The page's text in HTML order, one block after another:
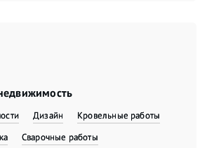
Дизайн
Кровельные работы
Сварочные работы